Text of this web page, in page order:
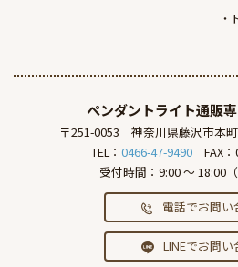
ペンダントライト通販
〒251-0053 神奈川県藤沢市本
TEL： 0466-47-9490
FAX
受付時間：9:00 ～ 18:00
電話でお問い
LINEでお問い